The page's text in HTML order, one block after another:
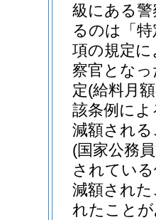
級にある
るのは「
項の規定
察官とな
定(給料月
該条例に
減額され
(国家公務
されてい
減額され
れたこと